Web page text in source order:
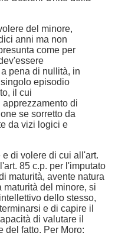
del minore,
anni ma non
come per
pena di nullità, in
episodio
il cui
di
se sorretto da
da vizi logici e
e di volere di cui all'art.
85 c.p. per l'imputato
maturità, avente natura
del minore, si
dello stesso,
e di capire il
di valutare il
del fatto. Per Moro: